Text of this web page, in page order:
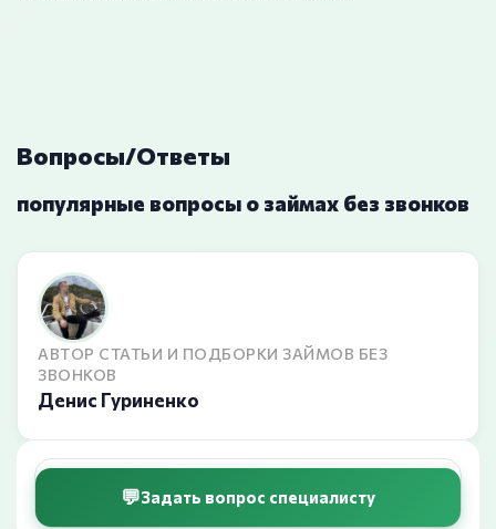
Вопросы/Ответы
популярные вопросы о займах без звонков
АВТОР СТАТЬИ И ПОДБОРКИ ЗАЙМОВ БЕЗ
ЗВОНКОВ
Денис Гуриненко
Задать вопрос специалисту